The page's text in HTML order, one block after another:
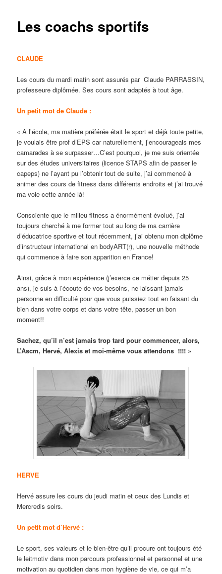
Les coachs sportifs
CLAUDE
Les cours du mardi matin sont assurés par Claude PARRASSIN,
professeure diplômée. Ses cours sont adaptés à tout âge.
Un petit mot de Claude :
« A l’école, ma matière préférée était le sport et déjà toute petite,
je voulais être prof d’EPS car naturellement, j’encourageais mes
camarades à se surpasser…C’est pourquoi, je me suis orientée
sur des études universitaires (licence STAPS afin de passer le
capeps) ne l’ayant pu l’obtenir tout de suite, j’ai commencé à
animer des cours de fitness dans différents endroits et j’ai trouvé
ma voie cette année là!
Consciente que le milieu fitness a énormément évolué, j’ai
toujours cherché à me former tout au long de ma carrière
d’éducatrice sportive et tout récemment, j’ai obtenu mon diplôme
d’instructeur international en bodyART(r), une nouvelle méthode
qui commence à faire son apparition en France!
Ainsi, grâce à mon expérience (j’exerce ce métier depuis 25
ans), je suis à l’écoute de vos besoins, ne laissant jamais
personne en difficulté pour que vous puissiez tout en faisant du
bien dans votre corps et dans votre tête, passer un bon
moment!!
Sachez, qu’il n’est jamais trop tard pour commencer, alors,
L’Ascm, Hervé, Alexis et moi-même vous attendons !!!! »
HERVE
Hervé assure les cours du jeudi matin et ceux des Lundis et
Mercredis soirs.
Un petit mot d’Hervé :
Le sport, ses valeurs et le bien-être qu’il procure ont toujours été
le leitmotiv dans mon parcours professionnel et personnel et une
motivation au quotidien dans mon hygiène de vie, ce qui m’a